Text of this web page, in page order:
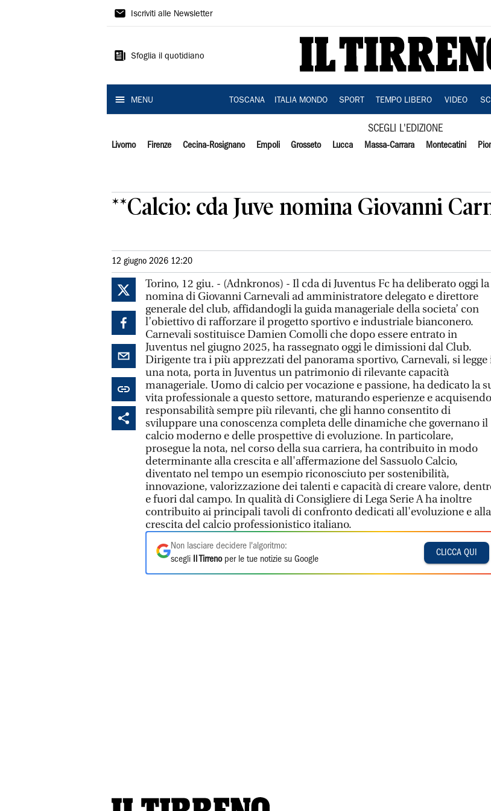
Il
Iscriviti alle Newsletter
Sfoglia il quotidiano
MENU TOSCANA ITALIA MONDO SPORT TEMPO LIBERO VIDEO
SCEGLI L'EDIZIONE
Livorno Firenze Cecina-Rosignano Empoli Grosseto Lucca Massa-Carrara Montecatini
**Calcio: cda Juve nomina Giovanni
12 giugno 2026 12:20
Torino, 12 giu. - (Adnkronos) - Il cda di Juventus Fc ha deliberato oggi la
nomina di Giovanni Carnevali ad amministratore delegato e direttore
generale del club, affidandogli la guida manageriale della societa’ con
l’obiettivo di rafforzare il progetto sportivo e industriale bianconero.
Carnevali sostituisce Damien Comolli che dopo essere entrato in
Juventus nel giugno 2025, ha rassegnato oggi le dimissioni dal Club.
Dirigente tra i più apprezzati del panorama sportivo, Carnevali, si legge
una nota, porta in Juventus un patrimonio di rilevante capacità
manageriale. Uomo di calcio per vocazione e passione, ha dedicato la
vita professionale a questo settore, maturando esperienze e acquisendo
responsabilità sempre più rilevanti, che gli hanno consentito di
sviluppare una conoscenza completa delle dinamiche che governano il
calcio moderno e delle prospettive di evoluzione. In particolare,
prosegue la nota, nel corso della sua carriera, ha contribuito in modo
determinante alla crescita e all'affermazione del Sassuolo Calcio,
diventato nel tempo un esempio riconosciuto per sostenibilità,
innovazione, valorizzazione dei talenti e capacità di creare valore,
e fuori dal campo. In qualità di Consigliere di Lega Serie A ha inoltre
contribuito ai principali tavoli di confronto dedicati all'evoluzione e alla
crescita del calcio professionistico italiano.
Non lasciare decidere l'algoritmo:
scegli
Il Tirrenoper le tue notizie su Google
CLICCA QUI